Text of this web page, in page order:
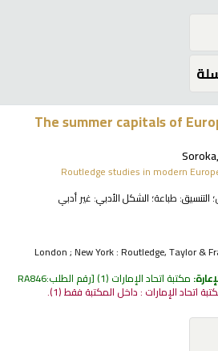
The summer capitals of
Routledge studies in modern
؛ التنسيق: طباعة؛ الشكل الأدبي: غير أدبي
London ; New York : Routledge, Taylor &
مكتبة اتحاد الإمارات (1) رقم الطلب:RA846
اتحاد الإمارات : داخل المكتبة فقط(1).